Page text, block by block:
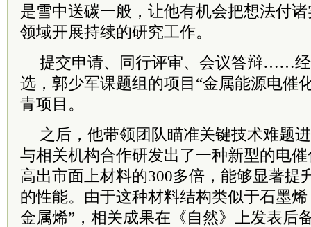
是雪中送碳一般，让他有机会把想法付
领域开展持续的研究工作。
提交申请、同行评审、会议答辩……
选，郭少军课题组的项目“金属能源电催
青项目。
之后，他带领团队瞄准关键技术难题
与相关机构合作研发出了一种新型的电
高出市面上材料的300多倍，能够显著提
的性能。由于这种材料结构类似于石墨
金属烯”，相关成果在《自然》上发表后